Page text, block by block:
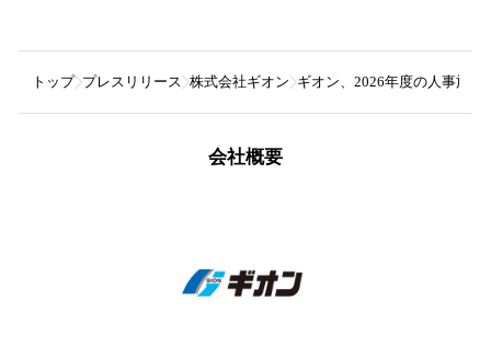
トップ プレスリリース 株式会社ギオン ギオン、2026年度の人事施
会社概要